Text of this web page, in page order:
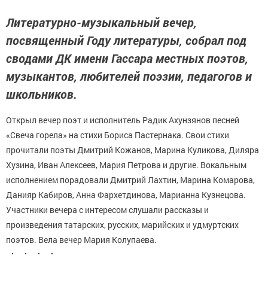
Литературно-музыкальный вечер,
посвященный Году литературы, собрал под
сводами ДК имени Гассара местных поэтов,
музыкантов, любителей поэзии, педагогов и
школьников.
Открыл вечер поэт и исполнитель Радик Ахунзянов песней
«Свеча горела» на стихи Бориса Пастернака. Свои стихи
прочитали поэты Дмитрий Кожанов, Марина Куликова, Диляра
Хузина, Иван Алексеев, Мария Петрова и другие. Вокальным
исполнением порадовали Дмитрий Лахтин, Марина Комарова,
Данияр Кабиров, Анна Фархетдинова, Марианна Кузнецова.
Участники вечера с интересом слушали рассказы и
произведения татарских, русских, марийских и удмуртских
поэтов. Вела вечер Мария Колупаева.